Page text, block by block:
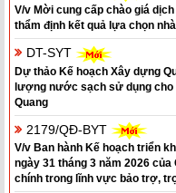
V/v Mời cung cấp chào giá
thẩm định kết quả lựa chọn
DT-SYT
Dự thảo Kế hoạch Xây dựng
lượng nước sạch sử dụng cho
Quang
2179/QĐ-BYT
V/v Ban hành Kế hoạch triển
ngày 31 tháng 3 năm 2026
chính trong lĩnh vực bảo trợ,